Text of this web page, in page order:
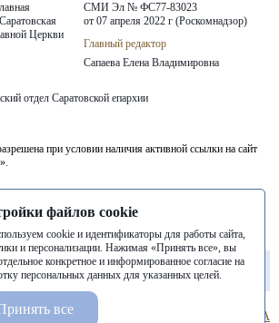
Церкви
СМИ Эл № ФС77-83023
от 07 апреля 2022 г (Роскомнадзор)
Главный редактор
Сапаева Елена Владимировна
отдел Саратовской епархии
при условии наличия активной ссылки на сайт
в печатных изданиях (книгах, прессе) возможна
редакции.
Балашовская
епархия
Балаковская
епархия
файлов cookie
cookie и идентификаторы для работы сайта,
и персонализации. Нажимая «Принять все», вы
конкретное и информированное согласие на
персональных данных для указанных целей.
все